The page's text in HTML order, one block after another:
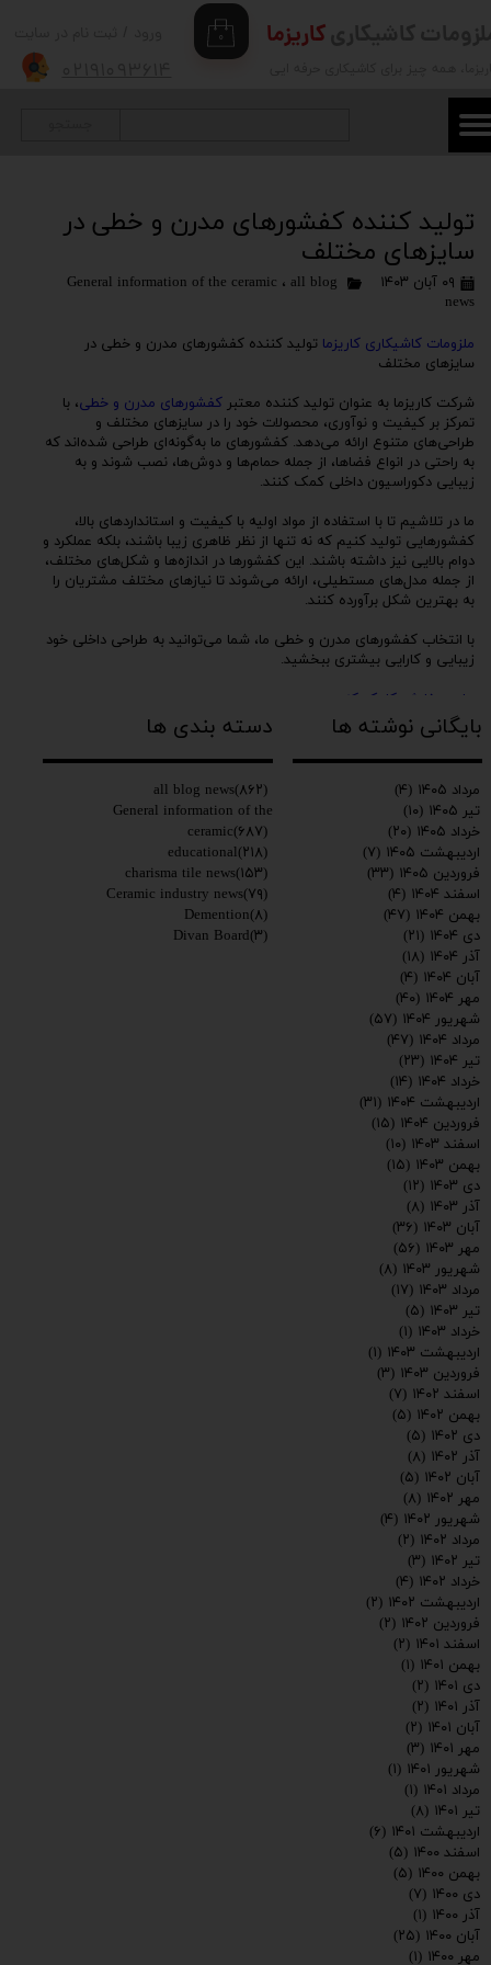
۰
تغییر گذر واژه
سفارشات
کاریزما
تولید کننده کفشورهای مدرن و خطی در
سایزهای مختلف
۰۹ آبان ۱۴۰۳ General information of the ceramic ، all blog
news
ملزومات کاشیکاری کاریزما تولید کننده کفشورهای مدرن و خطی در
سایزهای مختلف
شرکت کاریزما به عنوان تولید کننده معتبر کفشورهای مدرن و خطی، با
تمرکز بر کیفیت و نوآوری، محصولات خود را در سایزهای مختلف و
طراحی‌های متنوع ارائه می‌دهد. کفشورهای ما به‌گونه‌ای طراحی شده‌اند که
به راحتی در انواع فضاها، از جمله حمام‌ها و دوش‌ها، نصب شوند و به
زیبایی دکوراسیون داخلی کمک کنند.
ما در تلاشیم تا با استفاده از مواد اولیه با کیفیت و استانداردهای بالا،
کفشورهایی تولید کنیم که نه تنها از نظر ظاهری زیبا باشند، بلکه عملکرد و
دوام بالایی نیز داشته باشند. این کفشورها در اندازه‌ها و شکل‌های مختلف،
از جمله مدل‌های مستطیلی، ارائه می‌شوند تا نیازهای مختلف مشتریان را
به بهترین شکل برآورده کنند.
با انتخاب کفشورهای مدرن و خطی ما، شما می‌توانید به طراحی داخلی خود
زیبایی و کارایی بیشتری ببخشید.
برای سفارش کلیک کنید
ارسال
بایگانی نوشته ها دسته بندی ها
all blog news(۸۶۲)
General information of the
ceramic(۶۸۷)
educational(۲۱۸)
charisma tile news(۱۵۳)
Ceramic industry news(۷۹)
Demention(۸)
Divan Board(۳)
مرداد ۱۴۰۵
(۴)
تیر ۱۴۰۵
(۱۰)
خرداد ۱۴۰۵
(۲۰)
اردیبهشت ۱۴۰۵
(۷)
فروردین ۱۴۰۵
(۳۳)
اسفند ۱۴۰۴
(۴)
بهمن ۱۴۰۴
(۴۷)
دی ۱۴۰۴
(۲۱)
آذر ۱۴۰۴
(۱۸)
آبان ۱۴۰۴
(۴)
مهر ۱۴۰۴
(۴۰)
شهریور ۱۴۰۴
(۵۷)
مرداد ۱۴۰۴
(۴۷)
تیر ۱۴۰۴
(۲۳)
خرداد ۱۴۰۴
(۱۴)
اردیبهشت ۱۴۰۴
(۳۱)
فروردین ۱۴۰۴
(۱۵)
اسفند ۱۴۰۳
(۱۰)
بهمن ۱۴۰۳
(۱۵)
دی ۱۴۰۳
(۱۲)
آذر ۱۴۰۳
(۸)
آبان ۱۴۰۳
(۳۶)
مهر ۱۴۰۳
(۵۶)
شهریور ۱۴۰۳
(۸)
مرداد ۱۴۰۳
(۱۷)
تیر ۱۴۰۳
(۵)
خرداد ۱۴۰۳
(۱)
اردیبهشت ۱۴۰۳
(۱)
فروردین ۱۴۰۳
(۳)
اسفند ۱۴۰۲
(۷)
بهمن ۱۴۰۲
(۵)
دی ۱۴۰۲
(۵)
آذر ۱۴۰۲
(۸)
آبان ۱۴۰۲
(۵)
مهر ۱۴۰۲
(۸)
شهریور ۱۴۰۲
(۴)
مرداد ۱۴۰۲
(۲)
تیر ۱۴۰۲
(۳)
خرداد ۱۴۰۲
(۴)
اردیبهشت ۱۴۰۲
(۲)
فروردین ۱۴۰۲
(۲)
اسفند ۱۴۰۱
(۲)
بهمن ۱۴۰۱
(۱)
دی ۱۴۰۱
(۲)
آذر ۱۴۰۱
(۲)
آبان ۱۴۰۱
(۲)
مهر ۱۴۰۱
(۳)
شهریور ۱۴۰۱
(۱)
مرداد ۱۴۰۱
(۱)
تیر ۱۴۰۱
(۸)
اردیبهشت ۱۴۰۱
(۶)
اسفند ۱۴۰۰
(۵)
بهمن ۱۴۰۰
(۵)
دی ۱۴۰۰
(۷)
آذر ۱۴۰۰
(۱)
آبان ۱۴۰۰
(۲۵)
مهر ۱۴۰۰
(۱)